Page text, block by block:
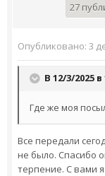
27
Опубликовано: 3
В 12/3/2025 в
Где же моя
Все передали
не было. Спасибо
терпение. С вами